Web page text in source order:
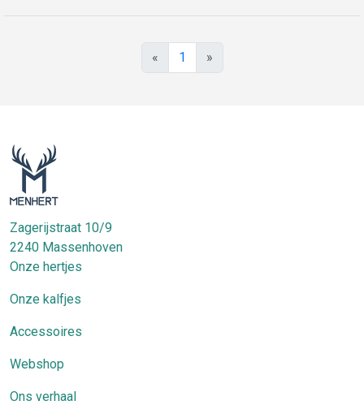
« 1 »
Zagerijstraat 10/9
2240 Massenhoven
Onze hertjes
Onze kalfjes
Accessoires
Webshop
Ons verhaal